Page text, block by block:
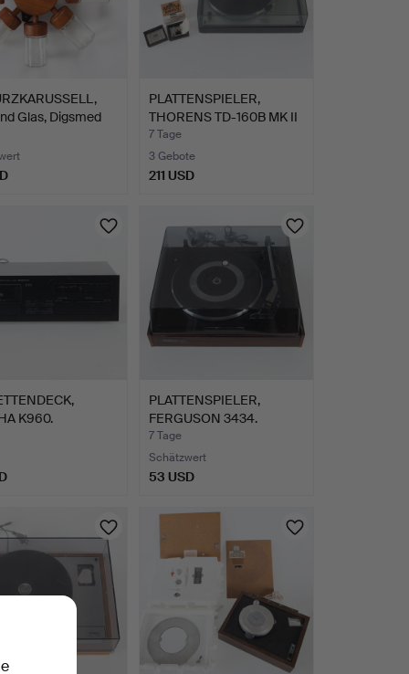
Glas, Digsmed
PLATTENSPIELER,
THORENS TD-160B MK II
mit …
7 Tage
3 Gebote
211 USD
K960.
PLATTENSPIELER,
FERGUSON 3434.
7 Tage
Schätzwert
53 USD